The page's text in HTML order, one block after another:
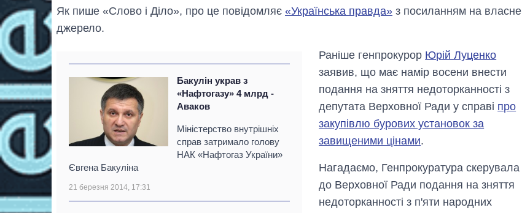
Як пише «Слово і Діло», про це повідомляє «Українська правда» з посиланням на власне
джерело.
Бакулін украв з
«Нафтогазу» 4 млрд -
Аваков
Міністерство внутрішніх
справ затримало голову
НАК «Нафтогаз України»
Євгена Бакуліна
21 березня 2014, 17:31
Раніше генпрокурор Юрій Луценко
заявив, що має намір восени внести
подання на зняття недоторканності з
депутата Верховної Ради у справі про
закупівлю бурових установок за
завищеними цінами.
Нагадаємо, Генпрокуратура скерувала
до Верховної Ради подання на зняття
недоторканності з п'яти народних
Економіка ШІ-
гігантів: скільки
коштують і
заробляють
OpenAI та